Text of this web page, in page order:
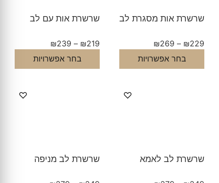
שרשרת אות מסגרת לב
₪229
–
₪269
בחר אפשרויות
שרשרת אות עם לב
₪219
–
₪239
בחר אפשרויות
♡
שרשרת לב לאמא
♡
שרשרת לב מניפה